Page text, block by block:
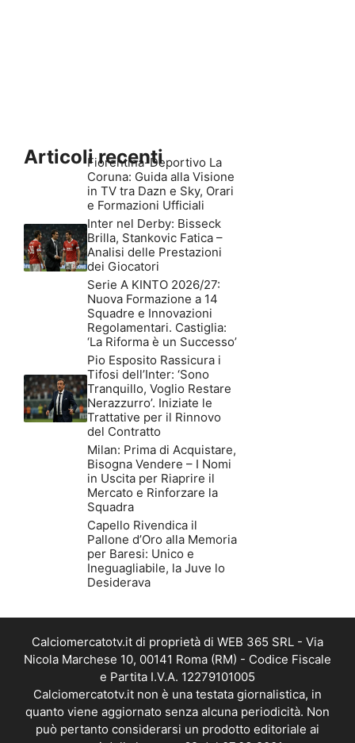
Articoli recenti
Fiorentina-Deportivo La
Coruna: Guida alla Visione
in TV tra Dazn e Sky, Orari
e Formazioni Ufficiali
Inter nel Derby: Bisseck
Brilla, Stankovic Fatica –
Analisi delle Prestazioni
dei Giocatori
Serie A KINTO 2026/27:
Nuova Formazione a 14
Squadre e Innovazioni
Regolamentari. Castiglia:
‘La Riforma è un Successo’
Pio Esposito Rassicura i
Tifosi dell’Inter: ‘Sono
Tranquillo, Voglio Restare
Nerazzurro’. Iniziate le
Trattative per il Rinnovo
del Contratto
Milan: Prima di Acquistare,
Bisogna Vendere – I Nomi
in Uscita per Riaprire il
Mercato e Rinforzare la
Squadra
Capello Rivendica il
Pallone d’Oro alla Memoria
per Baresi: Unico e
Ineguagliabile, la Juve lo
Desiderava
Calciomercatotv.it di proprietà di WEB 365 SRL - Via
Nicola Marchese 10, 00141 Roma (RM) - Codice Fiscale
e Partita I.V.A. 12279101005
Calciomercatotv.it non è una testata giornalistica, in
quanto viene aggiornato senza alcuna periodicità. Non
può pertanto considerarsi un prodotto editoriale ai